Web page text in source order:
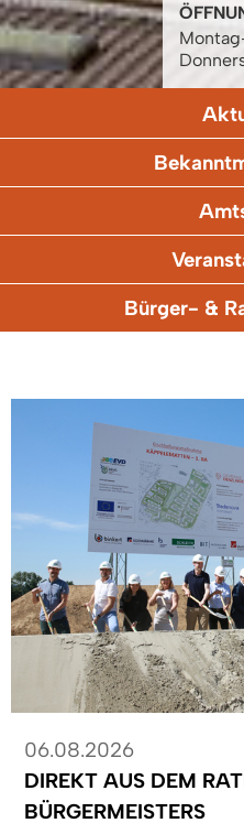
Bürger- &
06.08.2026
DIREKT AUS DEM
BÜRGERMEISTERS